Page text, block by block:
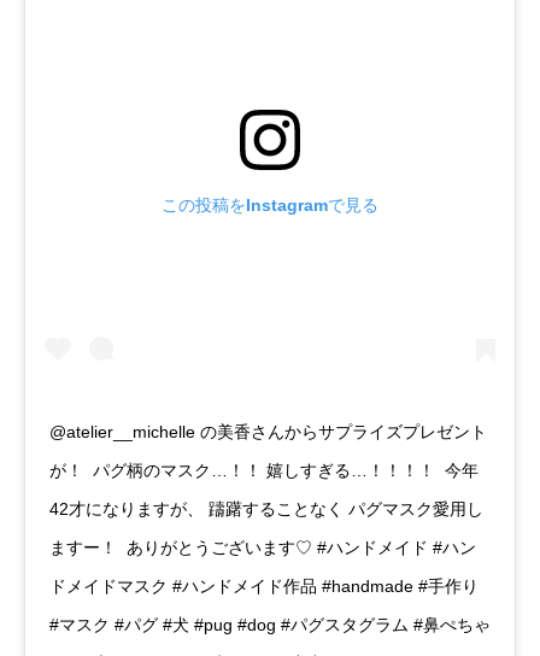
この投稿をInstagramで見る
@atelier__michelle の美香さんからサプライズプレゼント
が！ パグ柄のマスク…！！ 嬉しすぎる…！！！！ 今年
42才になりますが、 躊躇することなく パグマスク愛用し
ますー！ ありがとうございます♡ #ハンドメイド #ハン
ドメイドマスク #ハンドメイド作品 #handmade #手作り
#マスク #パグ #犬 #pug #dog #パグスタグラム #鼻ぺちゃ